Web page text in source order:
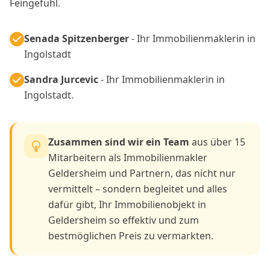
Feingefühl.
Senada Spitzenberger- Ihr Immobilienmaklerin in
Ingolstadt
Sandra Jurcevic- Ihr Immobilienmaklerin in
Ingolstadt.
Zusammen sind wir ein Team aus über 15
Mitarbeitern als Immobilienmakler
Geldersheim und Partnern, das nicht nur
vermittelt – sondern begleitet und alles
dafür gibt, Ihr Immobilienobjekt in
Geldersheim so effektiv und zum
bestmöglichen Preis zu vermarkten.